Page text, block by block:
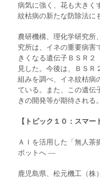
病気に強く、花も大き
紋枯病の新たな防除法
農研機構、理化学研究所
究所は、イネの重要病害
きくなる遺伝子ＢＳＲ２
見した。今後は、ＢＳＲ
組みを調べ、イネ紋枯病
ている。また、この遺伝
きの開発等が期待される。
【トピック１０：スマー
ＡＩを活用した「無人
ボットへ ―
鹿児島県、松元機工（株